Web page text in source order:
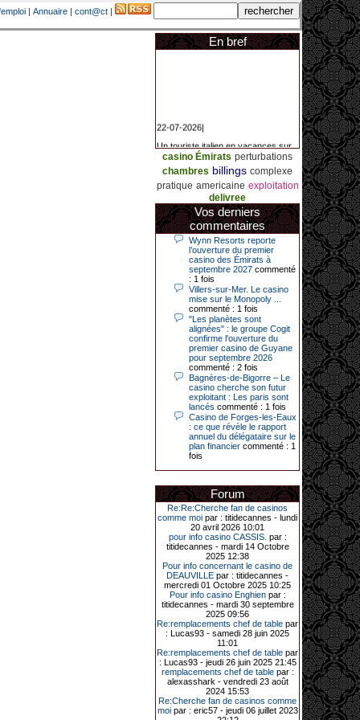
| Annuaire | cont@ct |
En bref
22-07-2026|
Un touriste italien en vacances sur
la Côte d’Azur a remporté un
jackpot exceptionnel de 84.631
euros dans la nuit de samedi à
dimanche au Casino Barrière Le
Croisette à Cannes. Il s’agit d’un
nouveau record de gains de l’année
2026 pour cet établissement.
14-04-2026|
Dimanche 12 avril 2026, cette date
restera gravée dans la mémoire de
ce joueur du casino de Saint-Quay-
Portrieux (Côtes-d’Armor).
Ce quinquagénaire, habitant Plouha
mais souhaitant garder l’anonymat,
a eu l’énorme surprise de décrocher
un jackpot record de 82 426 €.
Le plus gros gain gagné depuis plus
de 20 ans dans l’établissement.
31-03-2026|
Série de jackpots au casino JOA de
Gujan-Mestras : ce mois de mars a
joueurs. D’abord avec 44 207 euros
remportés le dimanche 22 mars sur
une machine à sous pour une mise
initiale de 5,28 €. Puis quelques
jours plus tard, le vendredi 27 mars,
un joueur a décroché 12 086 euros
sur une autre machine à sous.
Enfin, troisième et dernier jackpot,
record cette fois-ci, le samedi 28
mars dernier. Quelque 111 322
euros ont été remportés sur la table
d’Ultimate Texas Hold’em Poker,
grâce à une mise de 5 euros sur la
case bonus et une quinte flush
royale. Ces gains ont été annoncés
dans un communiqué diffusé par le
casino ce lundi 30 mars en soirée.
11-01-2026|
Dimanche 11 janvier, en soirée, une
cliente retraitée de 78 ans, habitant
casino Émirats perturbations
chambres billings complexe
pratique americaine exploitation
delivree
Vos derniers
commentaires
Wynn Resorts reporte
l’ouverture du premier
casino des Émirats à
septembre 2027 commenté
: 1 fois
Villers-sur-Mer. Le casino
mise sur le Monopoly ...
commenté : 1 fois
"Les planètes sont
alignées" : le groupe Cogit
confirme l'ouverture du
premier casino de Guyane
pour septembre 2026
commenté : 2 fois
Bagnères-de-Bigorre – Le
casino cherche son futur
exploitant : Les paris sont
lancés commenté : 1 fois
Casino de Forges-les-Eaux
: ce que révèle le rapport
annuel du délégataire sur le
plan financier commenté : 1
fois
Forum
Re:Re:Cherche fan de casinos
comme moi par : titidecannes - lundi
20 avril 2026 10:01
pour info casino CASSIS. par :
titidecannes - mardi 14 Octobre
2025 12:38
Pour info concernant le casino de
DEAUVILLE par : titidecannes -
mercredi 01 Octobre 2025 10:25
Pour info casino Enghienpar :
titidecannes - mardi 30 septembre
2025 09:56
Re:remplacements chef de table par
: Lucas93 - samedi 28 juin 2025
11:01
Re:remplacements chef de table par
: Lucas93 - jeudi 26 juin 2025 21:45
remplacements chef de tablepar :
alexasshark - vendredi 23 août
2024 15:53
Re:Cherche fan de casinos comme
moipar : eric57 - jeudi 06 juillet 2023